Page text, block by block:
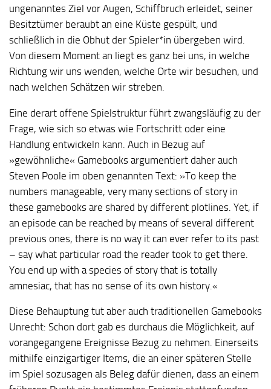
ungenanntes Ziel vor Augen, Schiffbruch erleidet, seiner
Besitztümer beraubt an eine Küste gespült, und
schließlich in die Obhut der Spieler*in übergeben wird.
Von diesem Moment an liegt es ganz bei uns, in welche
Richtung wir uns wenden, welche Orte wir besuchen, und
nach welchen Schätzen wir streben.
Eine derart offene Spielstruktur führt zwangsläufig zu der
Frage, wie sich so etwas wie Fortschritt oder eine
Handlung entwickeln kann. Auch in Bezug auf
»gewöhnliche« Gamebooks argumentiert daher auch
Steven Poole im oben genannten Text: »To keep the
numbers manageable, very many sections of story in
these gamebooks are shared by different plotlines. Yet, if
an episode can be reached by means of several different
previous ones, there is no way it can ever refer to its past
– say what particular road the reader took to get there.
You end up with a species of story that is totally
amnesiac, that has no sense of its own history.«
Diese Behauptung tut aber auch traditionellen Gamebooks
Unrecht: Schon dort gab es durchaus die Möglichkeit, auf
vorangegangene Ereignisse Bezug zu nehmen. Einerseits
mithilfe einzigartiger Items, die an einer späteren Stelle
im Spiel sozusagen als Beleg dafür dienen, dass an einem